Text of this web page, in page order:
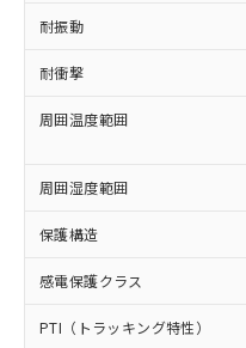
耐振動
耐衝撃
周囲温度範囲
周囲湿度範囲
保護構造
感電保護クラス
PTI（トラッキング特性）
正式な納期
様のお取引
ムロン制御
オムロン制
販売
在庫状況お
示しないよ
マイパーツ
ビス）をご
メンバーズに
ルベンジル（BBP）
（DBP） 1000ppm以
但し、RoHS指令で産
フタル酸エステル類の
図的な使用がないこと
部品在庫の切り
月が前後すること
DBP(フタル酸ジブチ
イソブチル) :
「ｅ」：有害物
準値以下であるこ
「10」：通常の
質が外部に漏えい
及ぼさない年数を
「－」：未確認で
全に破砕す
いよう必要
当社は貴社
ル、化学兵
武器並びに
当社は、貴
場合は、上
該第三者に
販売先およ
法に輸出する
－
在庫な
いては
たはお
機器販
空
受注生
情報を